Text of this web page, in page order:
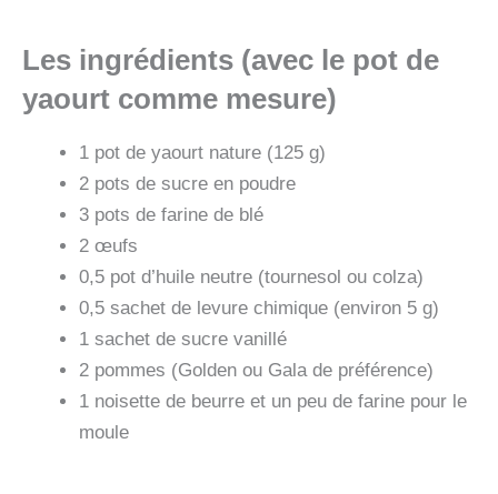
Les ingrédients (avec le pot de
yaourt comme mesure)
1 pot de yaourt nature (125 g)
2 pots de sucre en poudre
3 pots de farine de blé
2 œufs
0,5 pot d’huile neutre (tournesol ou colza)
0,5 sachet de levure chimique (environ 5 g)
1 sachet de sucre vanillé
2 pommes (Golden ou Gala de préférence)
1 noisette de beurre et un peu de farine pour le
moule